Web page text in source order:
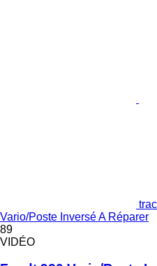
Vario/Poste Inversé A Réparer
89
VIDÉO